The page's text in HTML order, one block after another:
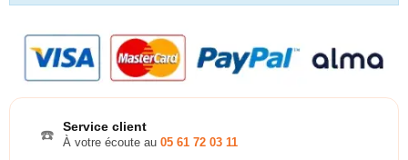
☎️ Service client
À votre écoute au 05 61 72 03 11